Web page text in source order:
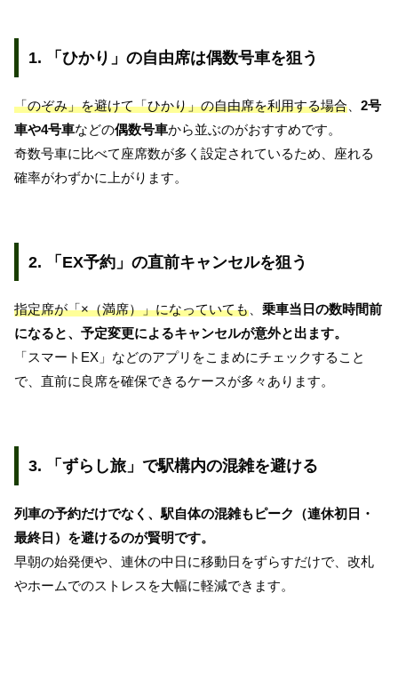
1. 「ひかり」の自由席は偶数号車を狙う
「のぞみ」を避けて「ひかり」の自由席を利用する場合
2号
車や4号車などの偶数号車から並ぶのがおすすめです。
奇数号車に比べて座席数が多く設定されているため、座れる
確率がわずかに上がります。
2. 「EX予約」の直前キャンセルを狙う
指定席が「×（満席）」になっていても、 乗車当日の数時間前
になると、予定変更によるキャンセルが意外と出ます。
「スマートEX」などのアプリをこまめにチェックすること
で、直前に良席を確保できるケースが多々あります。
3. 「ずらし旅」で駅構内の混雑を避ける
列車の予約だけでなく、駅自体の混雑もピーク（連休初日・
最終日）を避けるのが賢明です。
早朝の始発便や、連休の中日に移動日をずらすだけで、改札
やホームでのストレスを大幅に軽減できます。